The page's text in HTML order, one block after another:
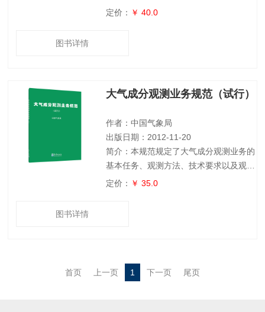
内外研究进展，采用闪电定位系统监测资
资料的雷电参数和模式在风险评估中有效
的模式。该书可供电力、建筑、气象、地
理和防灾减灾
定价： ￥ 40.0
图书详情
大气成分观测业务规范（试行）
作者：中国气象局
出版日期：2012-11-20
简介：本规范规定了大气成分观测业务的
基本任务、观测方法、技术要求以及观测
数据记录的处理方法等。本规范规定了大
定价： ￥ 35.0
图书详情
首页 上一页 1 下一页 尾页